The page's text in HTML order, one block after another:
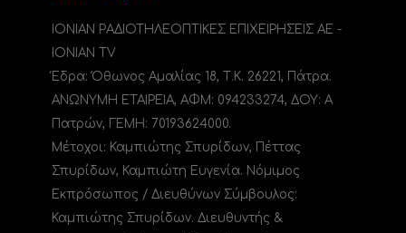
ΙΟΝΙΑΝ ΡΑΔΙΟΤΗΛΕΟΠΤΙΚΕΣ ΕΠΙΧΕΙΡΗΣΕΙΣ ΑΕ -
IONIAN TV
Έδρα: Όθωνος Αμαλίας 18, Τ.Κ. 26221, Πάτρα.
ΑΝΩΝΥΜΗ ΕΤΑΙΡΕΙΑ, ΑΦΜ: 094233274, ΔΟΥ: A
Πατρών, ΓΕΜΗ: 70193624000.
Μέτοχοι: Καμπιώτης Σπυρίδων, Πέττας
Σπυρίδων, Καμπιώτη Ευγενία. Νόμιμος
Εκπρόσωπος / Διευθύνων Σύμβουλος:
Καμπιώτης Σπυρίδων. Διευθυντής &